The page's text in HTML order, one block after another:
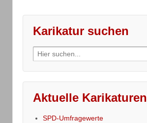
Karikatur suchen
Search
for:
Aktuelle Karikaturen
SPD-Umfragewerte